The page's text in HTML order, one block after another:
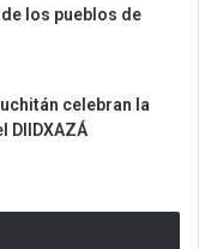
los pueblos de
celebran la
DIIDXAZÁ